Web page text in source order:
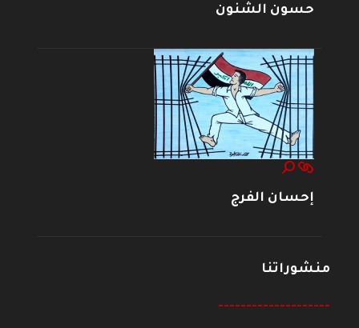
حسون الشنون
إحسان الفرج
منشوراتنا
--------------------